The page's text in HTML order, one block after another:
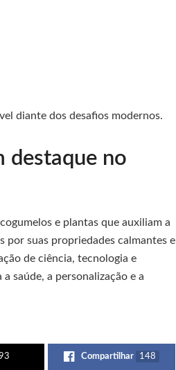
diante dos desafios modernos.
destaque no
e plantas que auxiliam a
por suas propriedades calmantes e
de ciência, tecnologia e
saúde, a personalização e a
Compartilhar 148